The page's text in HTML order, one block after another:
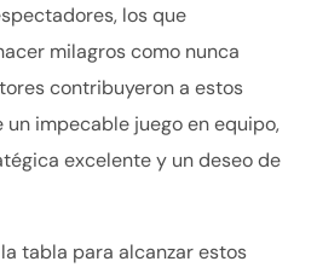
los que
milagros como nunca
contribuyeron a estos
un impecable juego en equipo,
excelente y un deseo de
tabla para alcanzar estos